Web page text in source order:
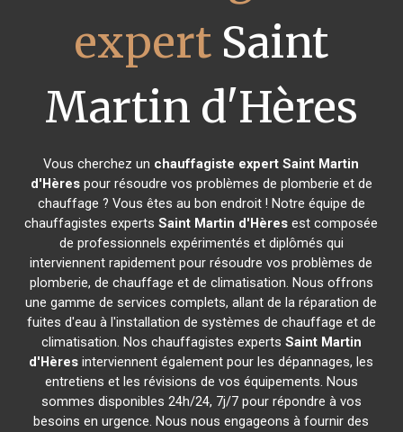
expertSaint
Martin d'Hères
Vous cherchez un chauffagiste expert Saint Martin
d'Hèrespour résoudre vos problèmes de plomberie et de
chauffage ? Vous êtes au bon endroit ! Notre équipe de
chauffagistes expertsSaint Martin d'Hères est composée
de professionnels expérimentés et diplômés qui
interviennent rapidement pour résoudre vos problèmes de
plomberie, de chauffage et de climatisation. Nous offrons
une gamme de services complets, allant de la réparation de
fuites d'eau à l'installation de systèmes de chauffage et de
climatisation. Nos chauffagistes experts Saint Martin
d'Hères interviennent également pour les dépannages, les
entretiens et les révisions de vos équipements. Nous
sommes disponibles 24h/24, 7j/7 pour répondre à vos
besoins en urgence. Nous nous engageons à fournir des